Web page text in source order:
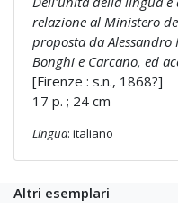
relazione al Ministero
proposta da
Bonghi e Carcano, ed
[Firenze : s.n., 1868?]
17 p. ; 24 cm
Lingua: italiano
Altri esemplari